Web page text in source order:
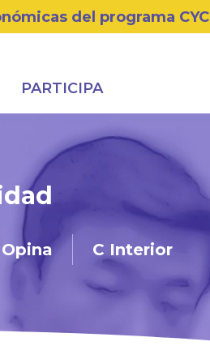
del programa CYC
PARTICIPA
C Interior